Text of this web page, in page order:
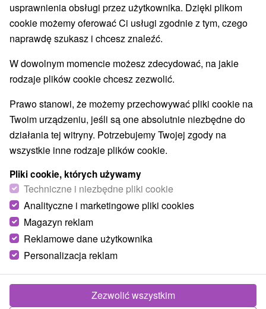
Wybierz lokalizację lub datę
Najlepiej sprzedające
1.
Domalenka TOPKA - WYŁĄCZNIE DLA
SORGERÓW: Relaks w Pieszczanach wo
Wellness Hotelu Park
Hotel Park ★★★★
Relaksujący pobyt z noclegiem i dwoma posiłkami,
nieograniczony dostęp do krytego basenu i jacuzzi,
usprawnienia obsługi przez użytkownika. Dzięki plikom
cookie możemy oferować Ci usługi zgodnie z tym, czego
naprawdę szukasz i chcesz znaleźć.
W dowolnym momencie możesz zdecydować, na jakie
rodzaje plików cookie chcesz zezwolić.
Prawo stanowi, że możemy przechowywać pliki cookie na
Twoim urządzeniu, jeśli są one absolutnie niezbędne do
działania tej witryny. Potrzebujemy Twojej zgody na
wszystkie inne rodzaje plików cookie.
Pliki cookie, których używamy
Techniczne i niezbędne pliki cookie
Analityczne i marketingowe pliki cookies
Magazyn reklam
Reklamowe dane użytkownika
Personalizacja reklam
Zezwolić wszystkim